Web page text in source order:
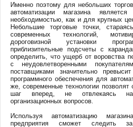
Именно поэтому для небольших
автоматизации магазина
необходимостью, как и для крупных
Небольшие торговые точки,
современных технологий,
дороговизной установки
приблизительные подсчеты с
определить, что ущерб от воровства
с неудовлетворенными
поставщиками значительно
программного обеспечения для
же, современные технологии позволят
шаг вперед, не отвлекаясь
организационных вопросов.
Используя автоматизацию
предприятия сможет следить